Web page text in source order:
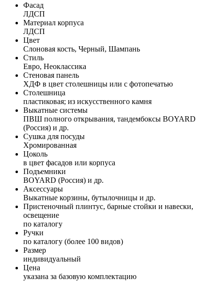
Фасад
ЛДСП
Материал корпуса
ЛДСП
Цвет
Слоновая кость, Черный, Шампань
Стиль
Евро, Неоклассика
Стеновая панель
ХДФ в цвет столешницы или с фотопечатью
Столешница
пластиковая; из искусственного камня
Выкатные системы
ПВШ полного открывания, тандембоксы BOYARD
(Россия) и др.
Сушка для посуды
Хромированная
Цоколь
в цвет фасадов или корпуса
Подъемники
BOYARD (Россия) и др.
Аксессуары
Выкатные корзины, бутылочницы и др.
Пристеночный плинтус, барные стойки и навески,
освещение
по каталогу
Ручки
по каталогу (более 100 видов)
Размер
индивидуальный
Цена
указана за базовую комплектацию